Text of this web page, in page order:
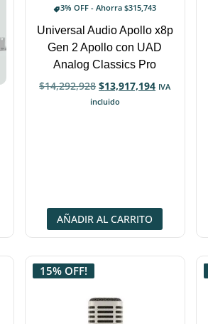
3% OFF - Ahorra$315,743
Universal Audio Apollo x8p
Gen 2 Apollo con UAD
Analog Classics Pro
$14,292,928 $13,917,194 IVA
incluido
AÑADIR AL CARRITO
15% OFF!